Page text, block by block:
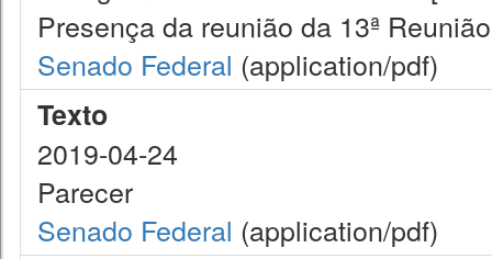
Presença da reunião da 13ª
Senado Federal (application/pdf)
Texto
2019-04-24
Parecer
Senado Federal (application/pdf)